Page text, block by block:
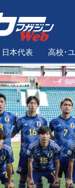
日本代表 高校･